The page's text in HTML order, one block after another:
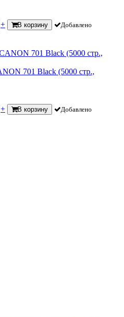
+ В корзину Добавлено
701 Black (5000 стр.,
+ В корзину Добавлено